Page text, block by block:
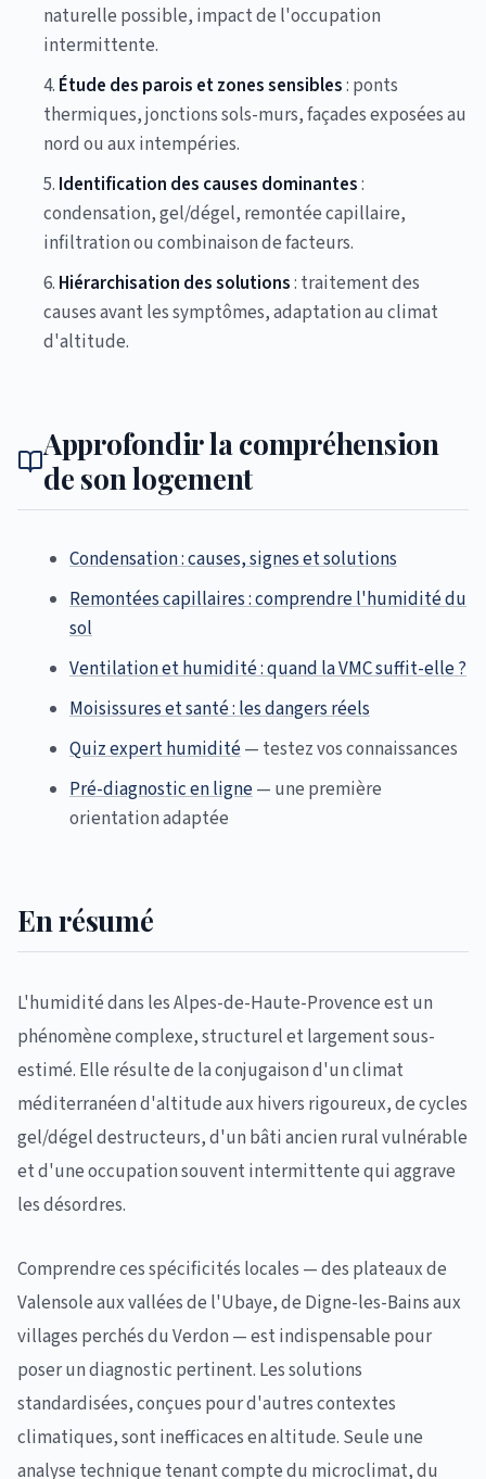
naturelle possible, impact de l'occupation
intermittente.
Étude des parois et zones sensibles: ponts
thermiques, jonctions sols-murs, façades exposées au
nord ou aux intempéries.
Identification des causes dominantes:
condensation, gel/dégel, remontée capillaire,
infiltration ou combinaison de facteurs.
Hiérarchisation des solutions: traitement des
causes avant les symptômes, adaptation au climat
d'altitude.
Approfondir la compréhension
de son logement
Condensation : causes, signes et solutions
Remontées capillaires : comprendre l'humidité du
sol
Ventilation et humidité : quand la VMC suffit-elle ?
Moisissures et santé : les dangers réels
Quiz expert humidité— testez vos connaissances
Pré-diagnostic en ligne— une première
orientation adaptée
En résumé
L'humidité dans les Alpes-de-Haute-Provence est un
phénomène complexe, structurel et largement sous-
estimé. Elle résulte de la conjugaison d'un climat
méditerranéen d'altitude aux hivers rigoureux, de cycles
gel/dégel destructeurs, d'un bâti ancien rural vulnérable
et d'une occupation souvent intermittente qui aggrave
les désordres.
Comprendre ces spécificités locales — des plateaux de
Valensole aux vallées de l'Ubaye, de Digne-les-Bains aux
villages perchés du Verdon — est indispensable pour
poser un diagnostic pertinent. Les solutions
standardisées, conçues pour d'autres contextes
climatiques, sont inefficaces en altitude. Seule une
analyse technique tenant compte du microclimat, du